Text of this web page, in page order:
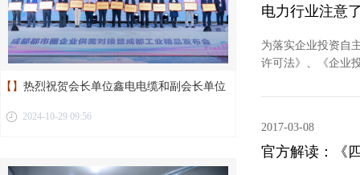
【】 热烈祝贺会长单位鑫电电缆和副会长单位
新蓉电缆荣获“成都工业精品”称号
2024-10-29 09:56
电力行业注意
为落实企业投资自
许可法》、《企业
2017-03-08
官方解读：《